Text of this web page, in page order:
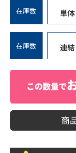
在庫数 単体
在庫数 連結
商